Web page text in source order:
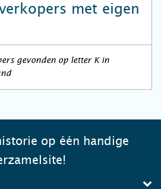
met eigen
gevonden op letter K in
op één handige